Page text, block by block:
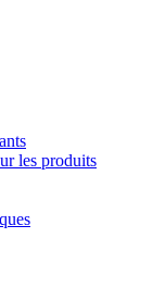
les produits